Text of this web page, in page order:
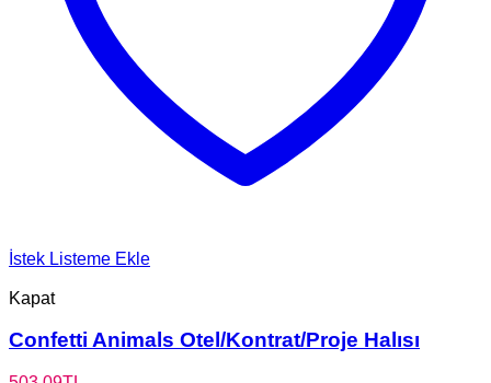
İstek Listeme Ekle
Kapat
Confetti Animals Otel/Kontrat/Proje Halısı